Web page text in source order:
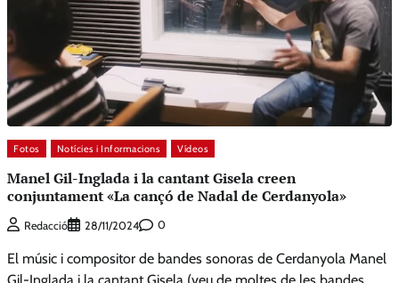
Fotos Notícies i Informacions Vídeos
Manel Gil-Inglada i la cantant Gisela creen
conjuntament «La cançó de Nadal de Cerdanyola»
Redacció 28/11/2024 0
El músic i compositor de bandes sonoras de Cerdanyola Manel